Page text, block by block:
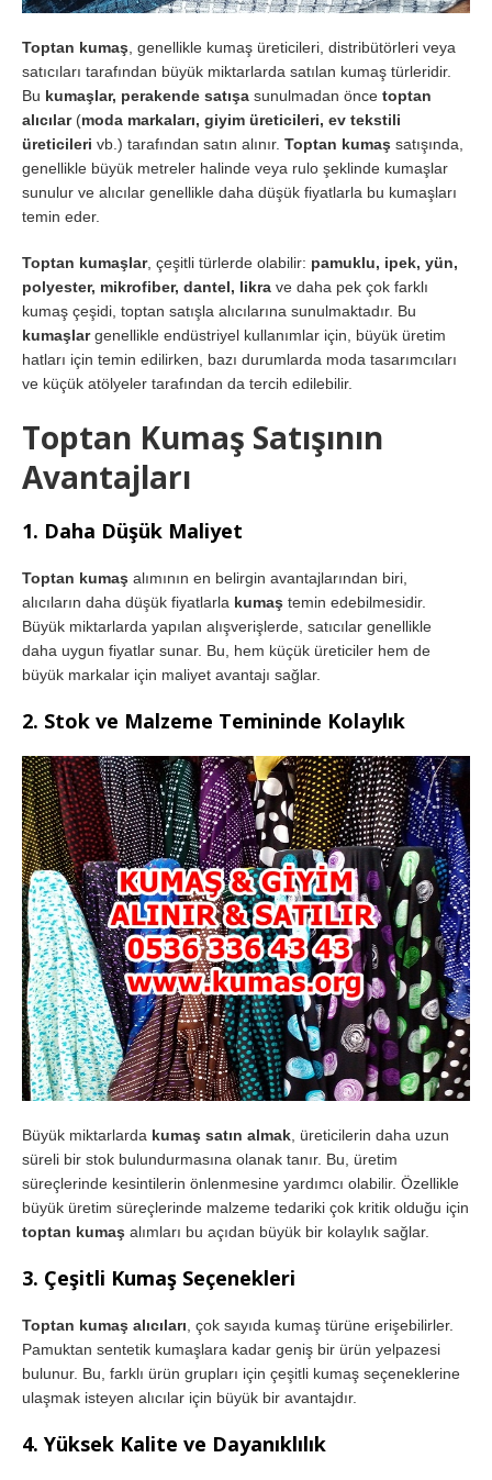
Toptan kumaş , genellikle kumaş üreticileri, distribütörleri veya
satıcıları tarafından büyük miktarlarda satılan kumaş türleridir.
Bu kumaşlar, perakende satışa sunulmadan önce toptan
alıcılar(moda markaları, giyim üreticileri, ev tekstili
üreticileri vb.) tarafından satın alınır. Toptan kumaş satışında,
genellikle büyük metreler halinde veya rulo şeklinde kumaşlar
sunulur ve alıcılar genellikle daha düşük fiyatlarla bu kumaşları
temin eder.
Toptan kumaşlar, çeşitli türlerde olabilir: pamuklu, ipek, yün,
polyester, mikrofiber, dantel, likra ve daha pek çok farklı
kumaş çeşidi, toptan satışla alıcılarına sunulmaktadır. Bu
kumaşlargenellikle endüstriyel kullanımlar için, büyük üretim
hatları için temin edilirken, bazı durumlarda moda tasarımcıları
ve küçük atölyeler tarafından da tercih edilebilir.
Toptan Kumaş Satışının
Avantajları
1. Daha Düşük Maliyet
Toptan kumaş alımının en belirgin avantajlarından biri,
alıcıların daha düşük fiyatlarla kumaş temin edebilmesidir.
Büyük miktarlarda yapılan alışverişlerde, satıcılar genellikle
daha uygun fiyatlar sunar. Bu, hem küçük üreticiler hem de
büyük markalar için maliyet avantajı sağlar.
2. Stok ve Malzeme Temininde Kolaylık
Büyük miktarlarda kumaş satın almak , üreticilerin daha uzun
süreli bir stok bulundurmasına olanak tanır. Bu, üretim
süreçlerinde kesintilerin önlenmesine yardımcı olabilir. Özellikle
büyük üretim süreçlerinde malzeme tedariki çok kritik olduğu için
toptan kumaş alımları bu açıdan büyük bir kolaylık sağlar.
3. Çeşitli Kumaş Seçenekleri
Toptan kumaş alıcıları , çok sayıda kumaş türüne erişebilirler.
Pamuktan sentetik kumaşlara kadar geniş bir ürün yelpazesi
bulunur. Bu, farklı ürün grupları için çeşitli kumaş seçeneklerine
ulaşmak isteyen alıcılar için büyük bir avantajdır.
4. Yüksek Kalite ve Dayanıklılık